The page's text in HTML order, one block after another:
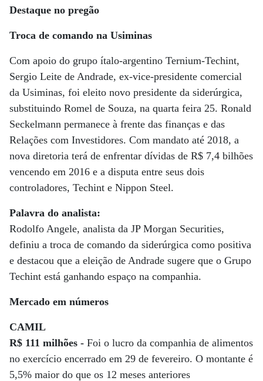
Destaque no pregão
Troca de comando na Usiminas
Com apoio do grupo ítalo-argentino Ternium-Techint,
Sergio Leite de Andrade, ex-vice-presidente comercial
da Usiminas, foi eleito novo presidente da siderúrgica,
substituindo Romel de Souza, na quarta feira 25. Ronald
Seckelmann permanece à frente das finanças e das
Relações com Investidores. Com mandato até 2018, a
nova diretoria terá de enfrentar dívidas de R$ 7,4 bilhões
vencendo em 2016 e a disputa entre seus dois
controladores, Techint e Nippon Steel.
Palavra do analista:
Rodolfo Angele, analista da JP Morgan Securities,
definiu a troca de comando da siderúrgica como positiva
e destacou que a eleição de Andrade sugere que o Grupo
Techint está ganhando espaço na companhia.
Mercado em números
CAMIL
R$ 111 milhões - Foi o lucro da companhia de alimentos
no exercício encerrado em 29 de fevereiro. O montante é
5,5% maior do que os 12 meses anteriores